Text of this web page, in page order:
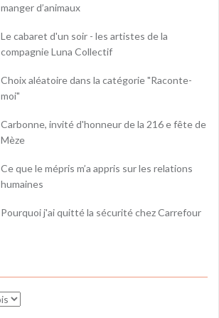
manger d’animaux
Le cabaret d'un soir - les artistes de la
compagnie Luna Collectif
Choix aléatoire dans la catégorie "Raconte-
moi"
Carbonne, invité d'honneur de la 216 e fête de
Mèze
Ce que le mépris m’a appris sur les relations
humaines
Pourquoi j'ai quitté la sécurité chez Carrefour